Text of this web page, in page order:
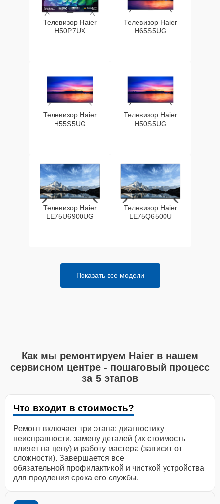
Телевизор Haier
H50P7UX
Телевизор Haier
H65S5UG
Телевизор Haier
H55S5UG
Телевизор Haier
H50S5UG
Телевизор Haier
LE75U6900UG
Телевизор Haier
LE75Q6500U
Показать все модели
Как мы ремонтируем Haier в нашем
сервисном центре - пошаговый процесс
за 5 этапов
Что входит в стоимость?
Ремонт включает три этапа: диагностику
неисправности, замену деталей (их стоимость
влияет на цену) и работу мастера (зависит от
сложности). Завершается все
обязательной профилактикой и чисткой устройства
для продления срока его службы.